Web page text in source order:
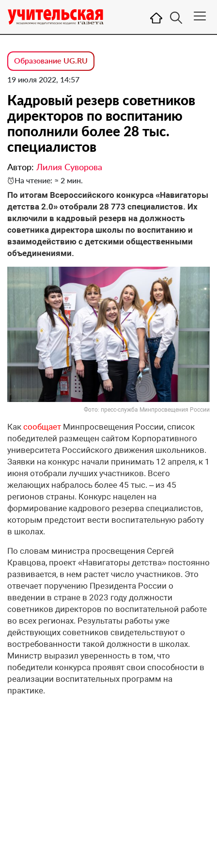
Образование UG.RU
19 июля 2022, 14:57
Кадровый резерв советников
директоров по воспитанию
пополнили более 28 тыс.
специалистов
Автор: Лилия Суворова
На чтение: ≈ 2 мин.
По итогам Всероссийского конкурса «Навигаторы
детства 2.0» отобрали 28 773 специалистов. Их
включили в кадровый резерв на должность
советника директора школы по воспитанию и
взаимодействию с детскими общественными
объединениями.
Фото: пресс-служба Минпросвещения России
Как сообщает Минпросвещения России, список
победителей размещен сайтом Корпоративного
университета Российского движения школьников.
Заявки на конкурс начали принимать 12 апреля, к 1
июня отобрали лучших участников. Всего
желающих набралось более 45 тыс. – из 45
регионов страны. Конкурс нацелен на
формирование кадрового резерва специалистов,
которым предстоит вести воспитательную работу
в школах.
По словам министра просвещения Сергей
Кравцова, проект «Навигаторы детства» постоянно
развивается, в нем растет число участников. Это
отвечает поручению Президента России о
введении в стране в 2023 году должности
советников директоров по воспитательной работе
во всех регионах. Результаты работы уже
действующих советников свидетельствуют о
востребованности такой должности в школах.
Министр выразил уверенность в том, что
победители конкурса проявят свои способности в
реализации воспитательных программ на
практике.